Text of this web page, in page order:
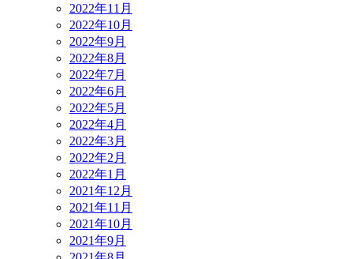
2022年11月
2022年10月
2022年9月
2022年8月
2022年7月
2022年6月
2022年5月
2022年4月
2022年3月
2022年2月
2022年1月
2021年12月
2021年11月
2021年10月
2021年9月